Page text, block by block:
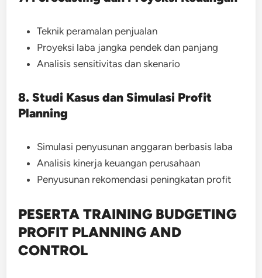
Teknik peramalan penjualan
Proyeksi laba jangka pendek dan panjang
Analisis sensitivitas dan skenario
8. Studi Kasus dan Simulasi Profit
Planning
Simulasi penyusunan anggaran berbasis laba
Analisis kinerja keuangan perusahaan
Penyusunan rekomendasi peningkatan profit
PESERTA TRAINING BUDGETING
PROFIT PLANNING AND
CONTROL